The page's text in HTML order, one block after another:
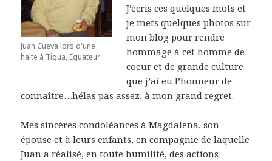
Juan Cueva lors d'une
halte à Tigua, Equateur
J’écris ces quelques mots et
je mets quelques photos sur
mon blog pour rendre
hommage à cet homme de
coeur et de grande culture
que j’ai eu l’honneur de
connaître…hélas pas assez, à mon grand regret.
Mes sincères condoléances à Magdalena, son
épouse et à leurs enfants, en compagnie de laquelle
Juan a réalisé, en toute humilité, des actions